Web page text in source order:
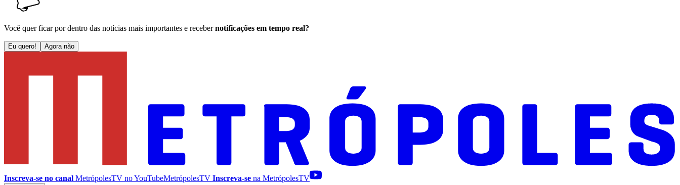
Você quer ficar por dentro das notícias mais importantes e receber notificações em tempo real?
Eu quero! Agora não
Inscreva-se no canal MetrópolesTV noYouTubeMetrópolesTV Inscreva-se na MetrópolesTV